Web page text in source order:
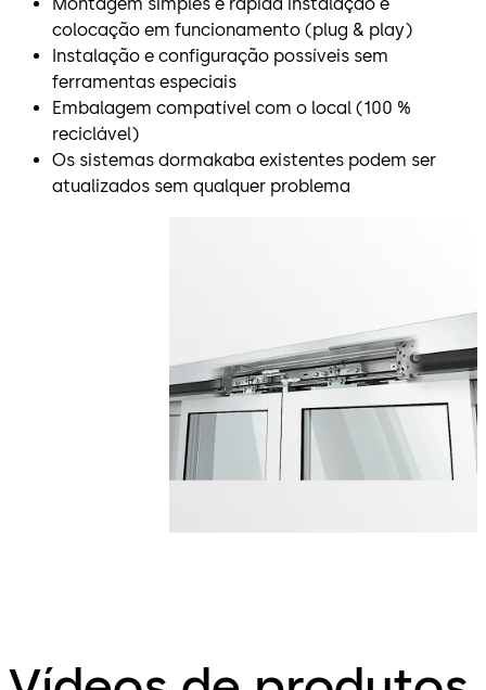
colocação em funcionamento (plug & play)
Instalação e configuração possíveis sem
ferramentas especiais
Embalagem compatível com o local (100 %
reciclável)
Os sistemas dormakaba existentes podem ser
atualizados sem qualquer problema